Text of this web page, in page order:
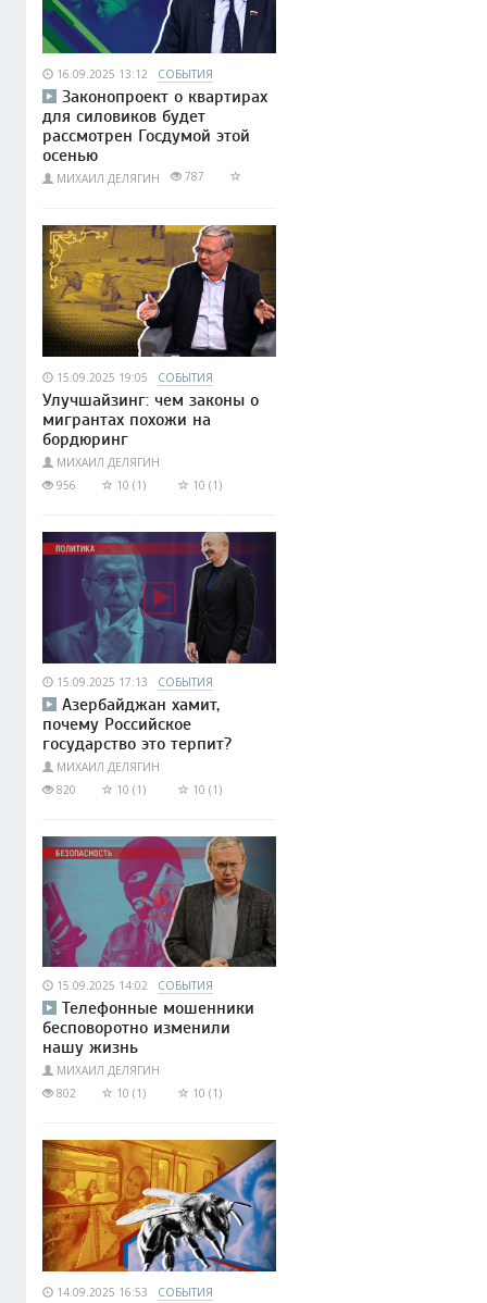
16.09.2025 13:12 СОБЫТИЯ
Законопроект о квартирах
для силовиков будет
рассмотрен Госдумой этой
осенью
МИХАИЛ ДЕЛЯГИН 787
15.09.2025 19:05 СОБЫТИЯ
Улучшайзинг: чем законы о
мигрантах похожи на
бордюринг
МИХАИЛ ДЕЛЯГИН
956
10 (1) 10 (1)
15.09.2025 17:13 СОБЫТИЯ
Азербайджан хамит,
почему Российское
государство это терпит?
МИХАИЛ ДЕЛЯГИН
820
10 (1) 10 (1)
15.09.2025 14:02 СОБЫТИЯ
Телефонные мошенники
бесповоротно изменили
нашу жизнь
МИХАИЛ ДЕЛЯГИН
802
10 (1) 10 (1)
14.09.2025 16:53 СОБЫТИЯ